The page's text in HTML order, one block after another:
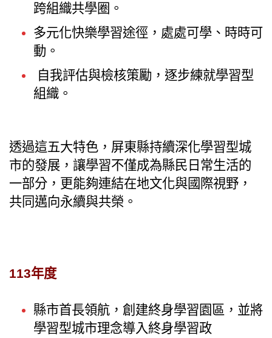
跨組織共學圈。
多元化快樂學習途徑，處處可學、時時可
動。
自我評估與檢核策勵，逐步練就學習型
組織。
透過這五大特色，屏東縣持續深化學習型城
市的發展，讓學習不僅成為縣民日常生活的
一部分，更能夠連結在地文化與國際視野，
共同邁向永續與共榮。
113年度
縣市首長領航，創建終身學習園區，並將
學習型城市理念導入終身學習政